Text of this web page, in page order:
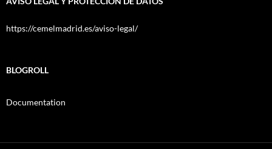
https://cemelmadrid.es/aviso-legal/
BLOGROLL
Documentation